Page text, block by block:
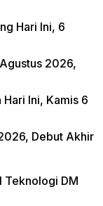
Hari Ini, 6
2026,
Ini, Kamis 6
Debut Akhir
Teknologi DM